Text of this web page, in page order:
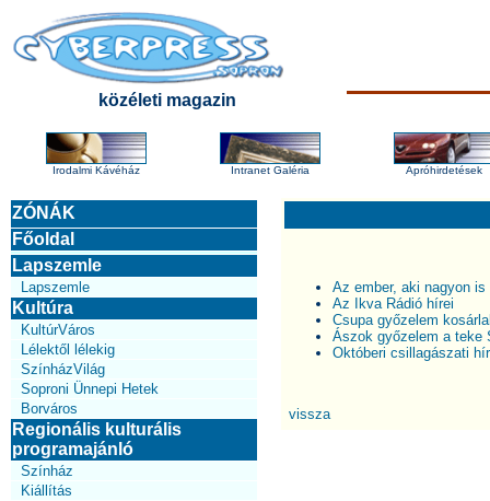
közéleti magazin
Irodalmi Kávéház Intranet Galéria Apróhirdetések
ZÓNÁK
Főoldal
Lapszemle
Lapszemle
Kultúra
KultúrVáros
Lélektől lélekig
SzínházVilág
Soproni Ünnepi Hetek
Borváros
Regionális kulturális
programajánló
Színház
Kiállítás
Az ember, aki nagyon is
Az Ikva Rádió hírei
Csupa győzelem
Ászok győzelem a teke
Októberi csillagászati
vissza